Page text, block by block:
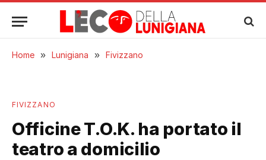
Home » Lunigiana » Fivizzano
FIVIZZANO
Officine T.O.K. ha portato il
teatro a domicilio